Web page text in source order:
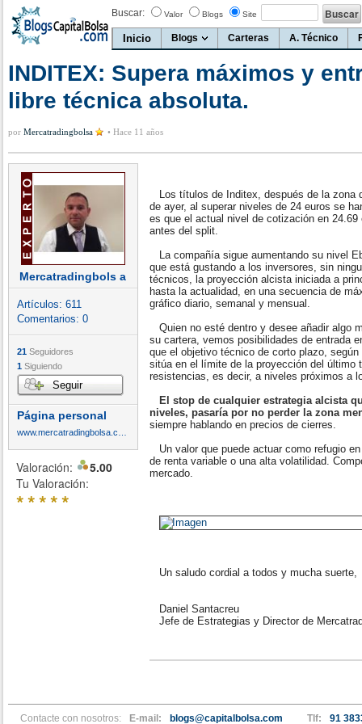
Buscar: Valor Blogs Site
Inicio Blogs Carteras A. Técnico
INDITEX: Supera máximos y
libre técnica absoluta.
por Mercatradingbolsa • Hace 11 años
Mercatradingbols a
Artículos: 611
Comentarios: 0
21 Seguidores
1 Siguiendo
Seguir
Página personal
Valoración:
5.00
Tu Valoración:
*****
Los títulos de Inditex, después de la zona
de ayer, al superar niveles de 24 euros se
es que el actual nivel de cotización en
antes del split.
La compañía sigue aumentando su nivel
que está gustando a los inversores, sin
técnicos, la proyección alcista iniciada a
hasta la actualidad, en una secuencia de
gráfico diario, semanal y mensual.
Quien no esté dentro y desee añadir algo
su cartera, vemos posibilidades de entrada
que el objetivo técnico de corto plazo,
sitúa en el límite de la proyección del último
resistencias, es decir, a niveles próximos a
El stop de cualquier estrategia alcista
niveles, pasaría por no perder la zona
siempre hablando en precios de cierres.
Un valor que puede actuar como refugio
de renta variable o una alta volatilidad.
mercado.
Un saludo cordial a todos y mucha suerte,
Daniel Santacreu
Jefe de Estrategias y Director de
Contacte con nosotros: E-mail: blogs@capitalbolsa.com Tlf: 91